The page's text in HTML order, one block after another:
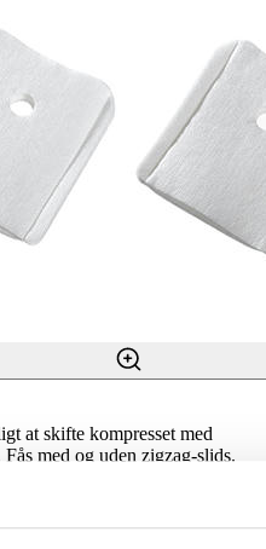
at skifte kompresset med
med og uden zigzag-slids.